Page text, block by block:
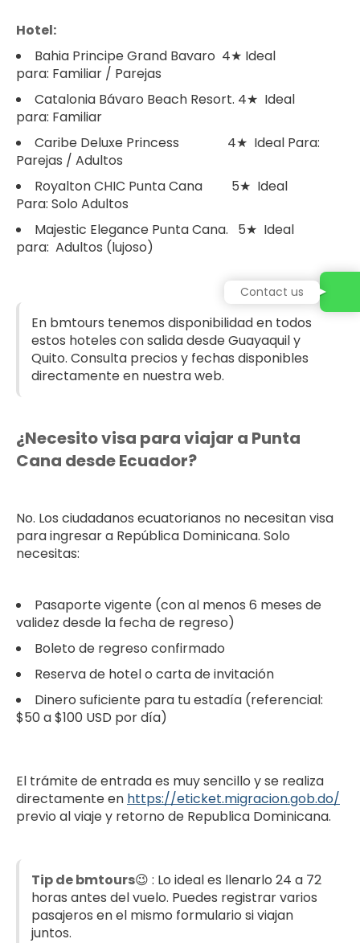
Hotel:
Bahia Principe Grand Bavaro 4★ Ideal
para: Familiar / Parejas
Catalonia Bávaro Beach Resort. 4★ Ideal
para: Familiar
Caribe Deluxe Princess 4★ Ideal Para:
Parejas / Adultos
Royalton CHIC Punta Cana 5★ Ideal
Para: Solo Adultos
Majestic Elegance Punta Cana. 5★ Ideal
para: Adultos (lujoso)
En bmtours tenemos disponibilidad en todos
estos hoteles con salida desde Guayaquil y
Quito. Consulta precios y fechas disponibles
directamente en nuestra web.
¿Necesito visa para viajar a Punta
Cana desde Ecuador?
No. Los ciudadanos ecuatorianos no necesitan visa
para ingresar a República Dominicana. Solo
necesitas:
Pasaporte vigente (con al menos 6 meses de
validez desde la fecha de regreso)
Boleto de regreso confirmado
Reserva de hotel o carta de invitación
Dinero suficiente para tu estadía (referencial:
$50 a $100 USD por día)
El trámite de entrada es muy sencillo y se realiza
directamente en https://eticket.migracion.gob.do/
previo al viaje y retorno de Republica Dominicana.
Tip de bmtours😉 : Lo ideal es llenarlo 24 a 72
horas antes del vuelo. Puedes registrar varios
pasajeros en el mismo formulario si viajan
juntos.
Contact us